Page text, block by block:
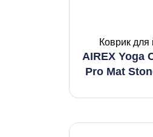
Коврик для
AIREX Yoga
Pro Mat